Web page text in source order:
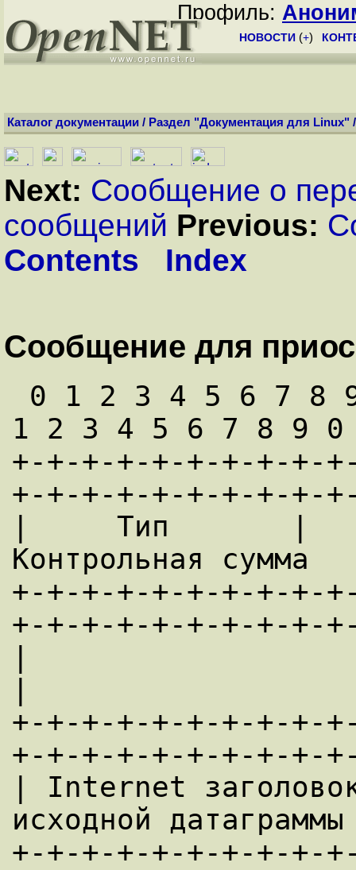
Профиль:
НОВОСТИ (+)
Каталог документации / Раздел "Документация для Linux"
Next: Сообщение о
сообщений Previous:
Contents
Index
Сообщение для
1 2 3 4 5 6 7 8 9 0
+-+-+-+-+-+-+-+-+-
+-+-+-+-+-+-+-+-+-
|     Тип       |
Контрольная
+-+-+-+-+-+-+-+-+-
+-+-+-+-+-+-+-+-+-
+-+-+-+-+-+-+-+-+-
+-+-+-+-+-+-+-+-+-
| Internet
исходной
+-+-+-+-+-+-+-+-+-